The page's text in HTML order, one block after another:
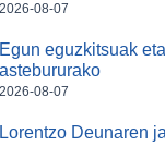
2026-08-07
Egun eguzkitsuak
astebururako
2026-08-07
Lorentzo Deunaren